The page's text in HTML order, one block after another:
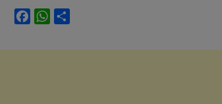
F
e
W
at ar